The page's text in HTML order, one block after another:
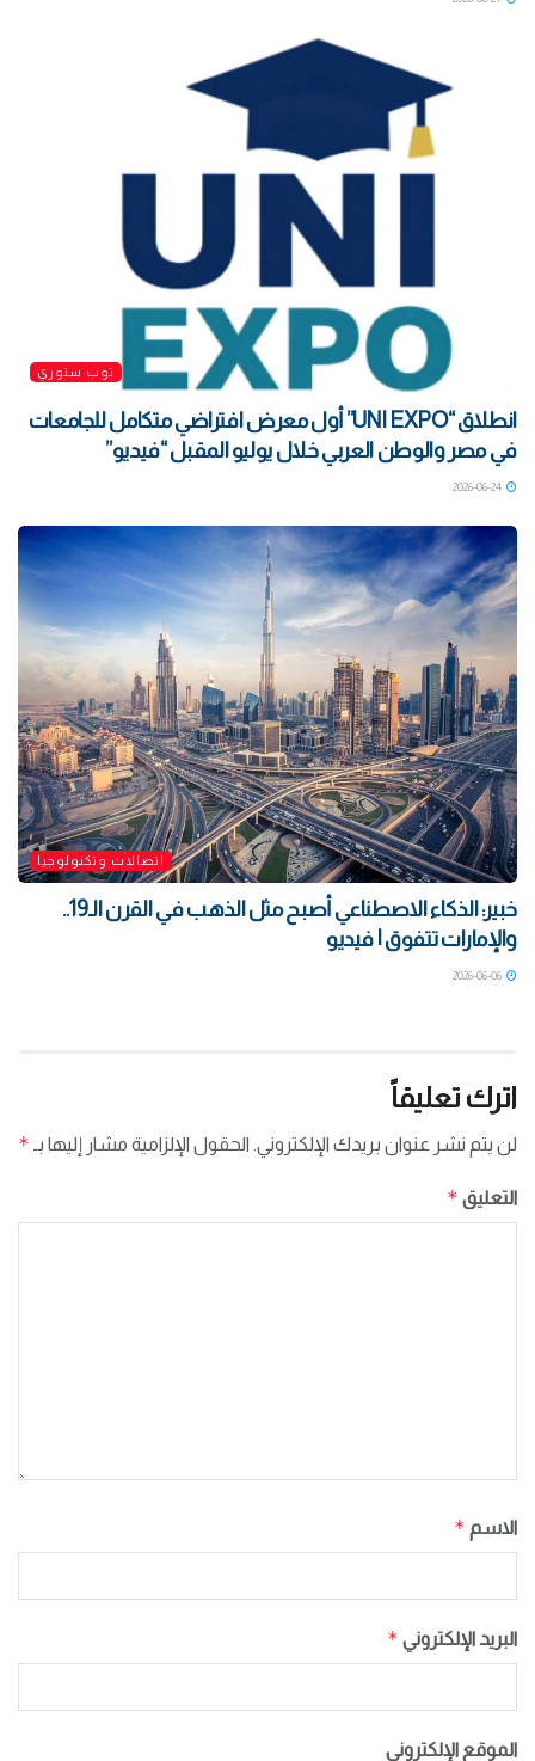
توب ستوري
انطلاق “UNI EXPO” أول معرض افتراضي متكامل للجامعات
في مصر والوطن العربي خلال يوليو المقبل “فيديو”
اتصالات وتكنولوجيا
خبير: الذكاء الاصطناعي أصبح مثل الذهب في القرن الـ19..
والإمارات تتفوق | فيديو
اترك تعليقاً
لن يتم نشر عنوان بريدك الإلكتروني. الحقول الإلزامية مشار إليها بـ *
التعليق *
الاسم *
البريد الإلكتروني *
الموقع الإلكتروني